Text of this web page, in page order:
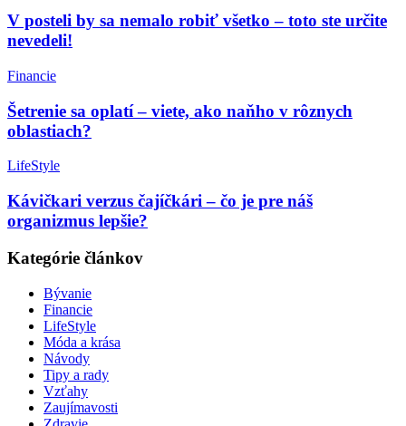
V posteli by sa nemalo robiť všetko – toto ste určite
nevedeli!
Financie
Šetrenie sa oplatí – viete, ako naňho v rôznych
oblastiach?
LifeStyle
Kávičkari verzus čajíčkári – čo je pre náš
organizmus lepšie?
Kategórie článkov
Bývanie
Financie
LifeStyle
Móda a krása
Návody
Tipy a rady
Vzťahy
Zaujímavosti